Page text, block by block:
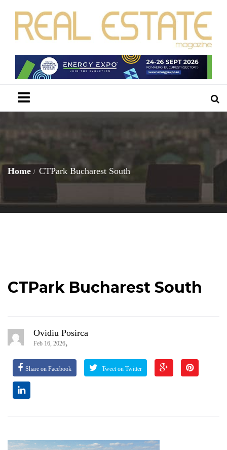
Home CTPark Bucharest South
CTPark Bucharest South
Ovidiu Posirca
Feb 16, 2026,
Share on Facebook Tweet on Twitter